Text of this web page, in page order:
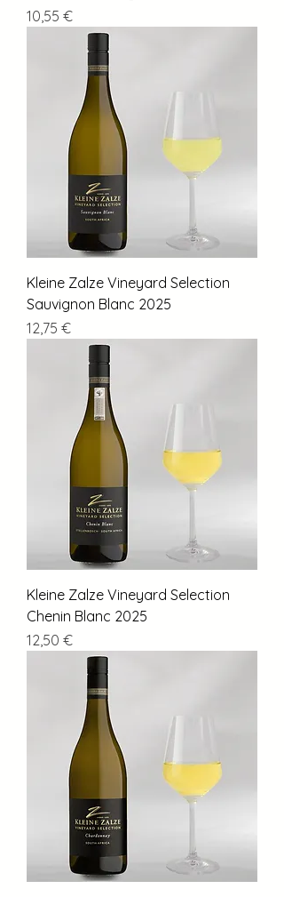
Preis
10,55 €
Kleine Zalze Vineyard Selection
Sauvignon Blanc 2025
Preis
12,75 €
Kleine Zalze Vineyard Selection
Chenin Blanc 2025
Preis
12,50 €